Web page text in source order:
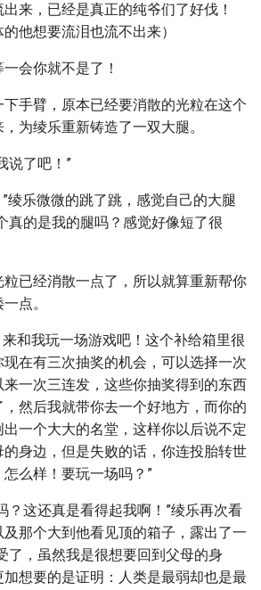
来，已经是真正的纯爷们了好伐！
的他想要流泪也流不出来）
会你就不是了！
手臂，原本已经要消散的光粒在这个
为绫乐重新铸造了一双大腿。
说了吧！”
”绫乐微微的跳了跳，感觉自己的大腿
真的是我的腿吗？感觉好像短了很
已经消散一点了，所以就算重新帮你
点。
来和我玩一场游戏吧！这个补给箱里很
在有三次抽奖的机会，可以选择一次
一次三连发，这些你抽奖得到的东西
然后我就带你去一个好地方，而你的
一个大大的名堂，这样你以后说不定
身边，但是失败的话，你连投胎转世
么样！要玩一场吗？”
？这还真是看得起我啊！”绫乐再次看
那个大到他看见顶的箱子，露出了一
了，虽然我是很想要回到父母的身
想要的是证明：人类是最弱却也是最